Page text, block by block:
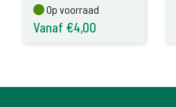
Op voorraad
Op voorraad
Vanaf €4,00